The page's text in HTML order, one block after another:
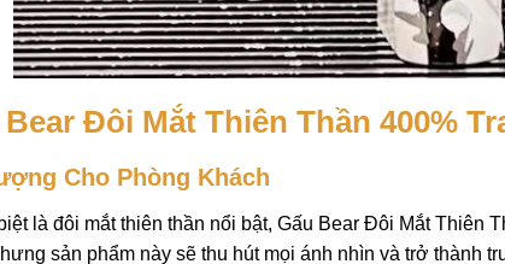
Đôi Mắt Thiên Thần 400%
Cho Phòng Khách
là đôi mắt thiên thần nổi bật, Gấu Bear Đôi Mắt Thiên
sản phẩm này sẽ thu hút mọi ánh nhìn và trở thành